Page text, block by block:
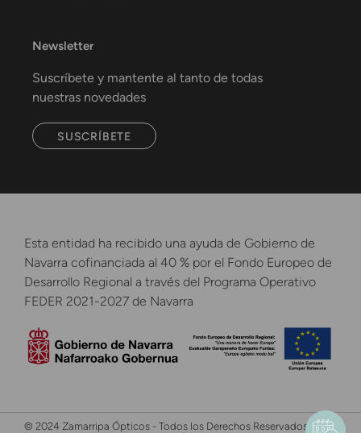
Newsletter
Suscríbete y mantente al tanto de todas
nuestras novedades
SUSCRÍBETE
Esta entidad ha recibido una ayuda de Gobierno de
Navarra cofinanciada al 40 % por el Fondo Europeo de
Desarrollo Regional a través del Programa Operativo
FEDER 2021-2027 de Navarra
© 2024 Zamarripa Ópticos - Todos los Derechos Reservados -